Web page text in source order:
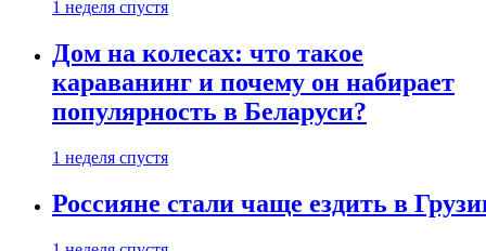
1 неделя спустя
Дом на колесах: что такое
караванинг и почему он набирает
популярность в Беларуси?
1 неделя спустя
Россияне стали чаще ездить в